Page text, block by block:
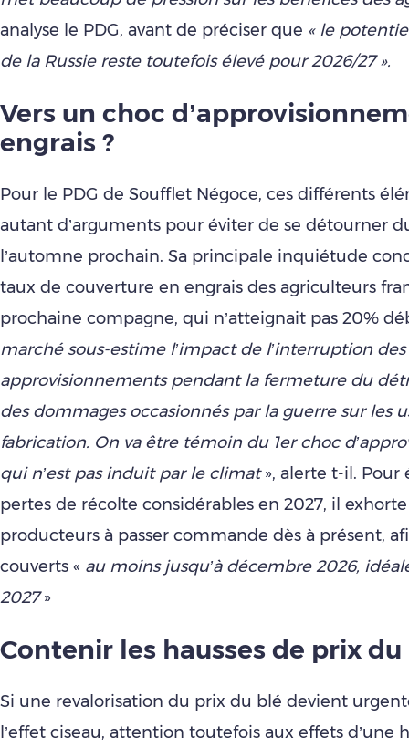
analyse le PDG, avant de préciser que « le
de la Russie reste toutefois élevé pour 2026/27 ».
Vers un choc
engrais ?
Pour le PDG de Soufflet Négoce, ces différents
autant d’arguments pour éviter de se détourner
l’automne prochain. Sa principale inquiétude
taux de couverture en engrais des agriculteurs
prochaine compagne, qui n’atteignait pas 20%
marché sous-estime l’impact de l’interruption des
approvisionnements pendant la fermeture du
des dommages occasionnés par la guerre sur les
fabrication. On va être témoin du 1er choc
qui n’est pas induit par le climat», alerte t-il. Pour
pertes de récolte considérables en 2027, il
producteurs à passer commande dès à présent,
couverts « au moins jusqu’à décembre 2026,
2027»
Contenir les hausses de prix
Si une revalorisation du prix du blé devient
l’effet ciseau, attention toutefois aux effets d’une